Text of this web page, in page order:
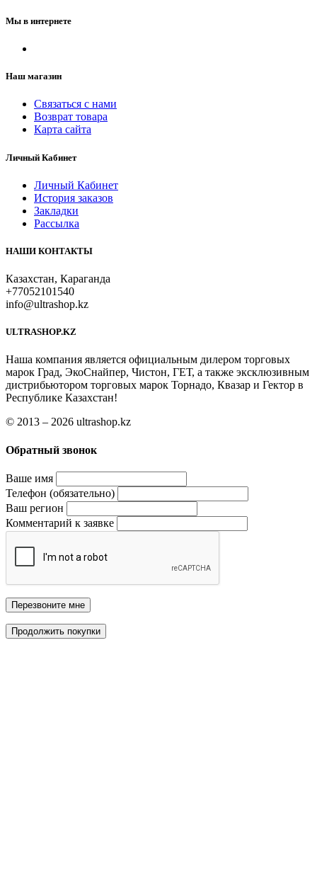
Мы в интернете
Наш магазин
Связаться с нами
Возврат товара
Карта сайта
Личный Кабинет
Личный Кабинет
История заказов
Закладки
Рассылка
НАШИ КОНТАКТЫ
Казахстан, Караганда
+77052101540
info@ultrashop.kz
ULTRASHOP.KZ
Наша компания является официальным дилером торговых
марок Град, ЭкоСнайпер, Чистон, ГЕТ, а также эксклюзивным
дистрибьютором торговых марок Торнадо, Квазар и Гектор в
Республике Казахстан!
© 2013 – 2026 ultrashop.kz
Обратный звонок
Ваше имя
Телефон (обязательно)
Ваш регион
Комментарий к заявке
Перезвоните мне
Продолжить покупки